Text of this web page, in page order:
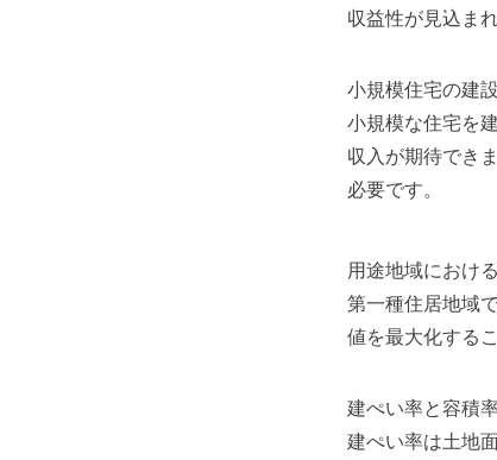
収益性が見込ま
小規模住宅の建設
小規模な住宅を
収入が期待でき
必要です。
用途地域におけ
第一種住居地域
値を最大化する
建ぺい率と容積
建ぺい率は土地